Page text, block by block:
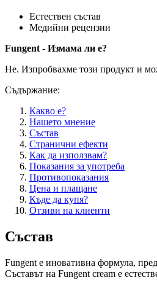
Естествен състав
Медийни рецензии
Fungent - Измама ли е?
Не. Изпробвахме този продукт и
Съдържание:
Какво е?
Нашето мнение
Състав
Странични ефекти
Как да използвам?
Показания за употреба
Противопоказания
Цена и плащане
Къде да купя?
Отзиви на клиенти
Състав
Fungent е иновативна формула,
Съставът на Fungent cream е